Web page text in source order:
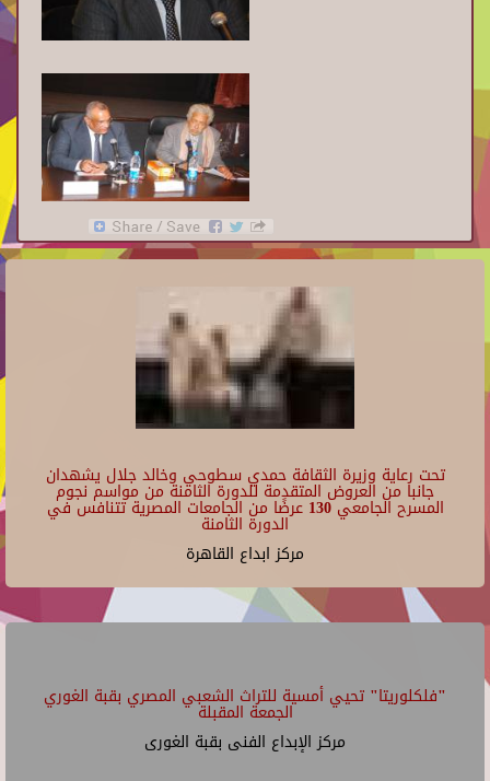
تحت رعاية وزيرة الثقافة حمدي سطوحي وخالد جلال يشهدان
جانبا من العروض المتقدمة للدورة الثامنة من مواسم نجوم
المسرح الجامعي 130 عرضًا من الجامعات المصرية تتنافس في
الدورة الثامنة
مركز ابداع القاهرة
"فلكلوريتا" تحيي أمسية للتراث الشعبي المصري بقبة الغوري
الجمعة المقبلة
مركز الإبداع الفنى بقبة الغورى